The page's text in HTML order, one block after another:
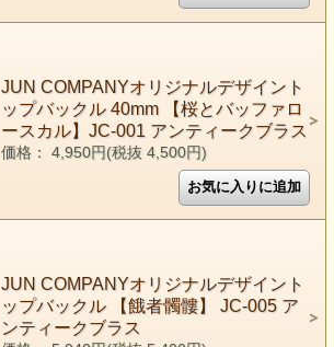
JUN COMPANYオリジナルデザイント
ップバックル 40mm 【桜とバッファロ
ースカル】JC-001 アンティークブラス
価格： 4,950円(税抜 4,500円)
JUN COMPANYオリジナルデザイント
ップバックル 【餓者髑髏】 JC-005 ア
ンティークブラス